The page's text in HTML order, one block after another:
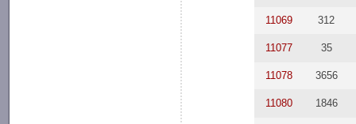
11069 312
11077 35
11078 3656
11080 1846